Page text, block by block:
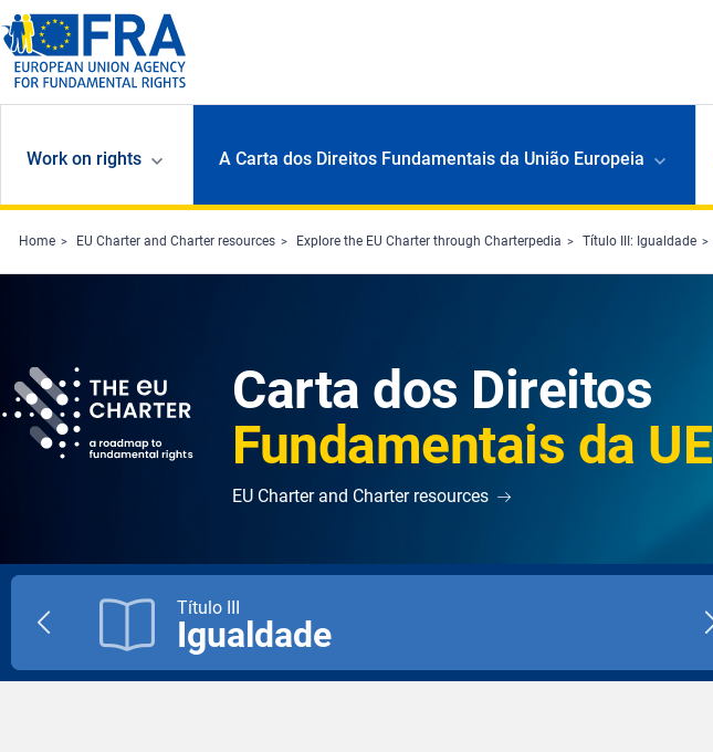
Skip to main content
Work on rights A Carta dos Direitos Fundamentais da União Europeia
Home EU Charter and Charter resources Explore the EU Charter through Charterpedia Título III: Igualdade
Carta dos Direitos
Fundamentais da UE
EU Charter and Charter resources
Título III
Igualdade